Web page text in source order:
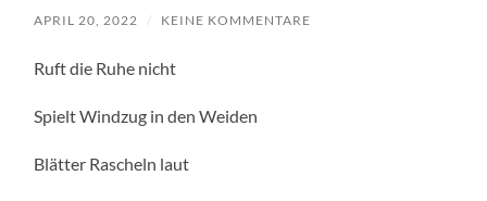
APRIL 20, 2022 / KEINE KOMMENTARE
Ruft die Ruhe nicht
Spielt Windzug in den Weiden
Blätter Rascheln laut